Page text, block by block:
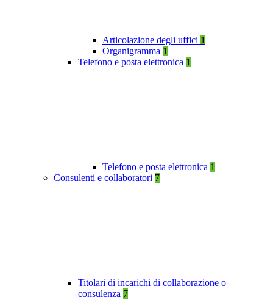
Articolazione degli uffici 1
Organigramma 1
Telefono e posta elettronica 1
Telefono e posta elettronica 1
Consulenti e collaboratori 7
Titolari di incarichi di collaborazione o
consulenza 7